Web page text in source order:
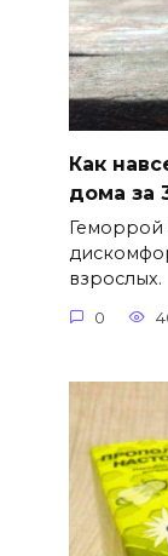
Как
дома за
Геморрой
взрослых.
0